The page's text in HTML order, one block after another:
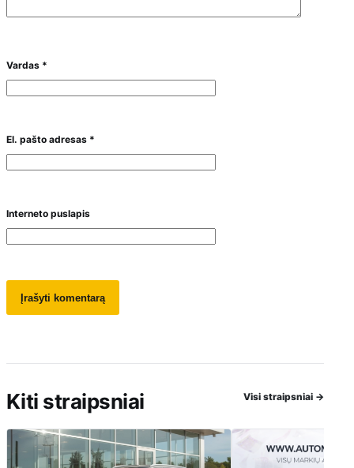
Vardas *
El. pašto adresas *
Interneto puslapis
Kiti straipsniai Visi straipsniai →